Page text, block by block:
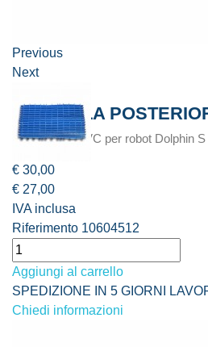
Previous
Next
SPAZZOLA
Spazzola in PVC per robot Dolphin
€ 30,00
€ 27,00
IVA inclusa
Riferimento 10604512
Aggiungi al carrello
SPEDIZIONE IN 5 GIORNI
Chiedi informazioni